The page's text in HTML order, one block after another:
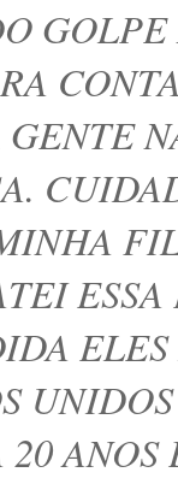
GENTE
20